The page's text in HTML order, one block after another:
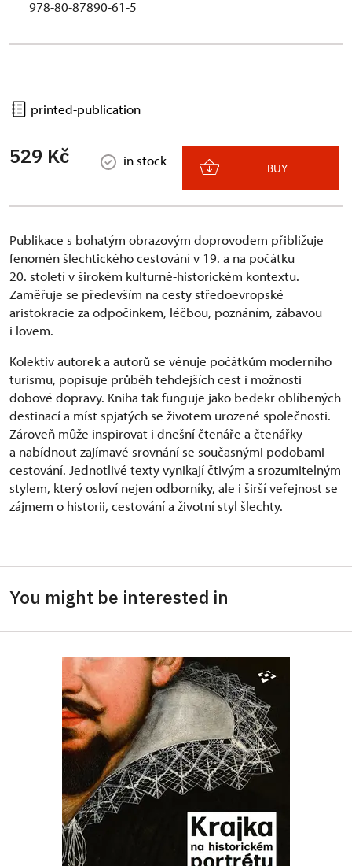
978-80-87890-61-5
printed-publication
529 Kč in stock BUY
Publikace s bohatým obrazovým doprovodem přibližuje
fenomén šlechtického cestování v 19. a na počátku
20. století v širokém kulturně-historickém kontextu.
Zaměřuje se především na cesty středoevropské
aristokracie za odpočinkem, léčbou, poznáním, zábavou
i lovem.
Kolektiv autorek a autorů se věnuje počátkům moderního
turismu, popisuje průběh tehdejších cest i možnosti
dobové dopravy. Kniha tak funguje jako bedekr oblíbených
destinací a míst spjatých se životem urozené společnosti.
Zároveň může inspirovat i dnešní čtenáře a čtenářky
a nabídnout zajímavé srovnání se současnými podobami
cestování. Jednotlivé texty vynikají čtivým a srozumitelným
stylem, který osloví nejen odborníky, ale i širší veřejnost se
zájmem o historii, cestování a životní styl šlechty.
You might be interested in